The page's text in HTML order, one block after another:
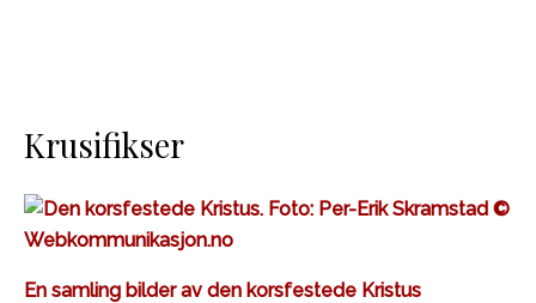
Krusifikser
En samling bilder av den korsfestede Kristus